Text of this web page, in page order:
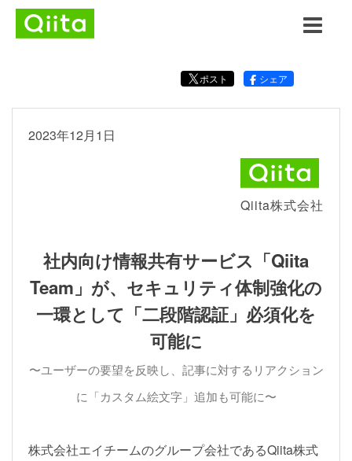
ポスト シェア
2023年12月1日
Qiita株式会社
社内向け情報共有サービス「Qiita
Team」が、セキュリティ体制強化の
一環として「二段階認証」必須化を
可能に
〜ユーザーの要望を反映し、記事に対するリアクション
に「カスタム絵文字」追加も可能に〜
株式会社エイチームのグループ会社であるQiita株式